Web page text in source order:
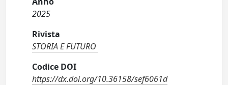
2025
Rivista
STORIA E FUTURO
Codice DOI
https://dx.doi.org/10.36158/sef6061d